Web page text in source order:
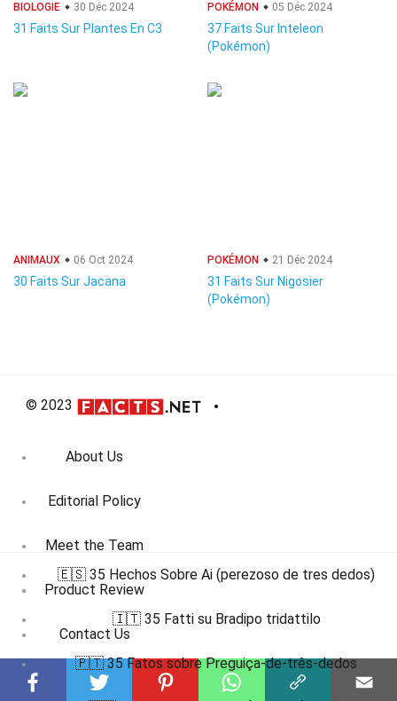
BIOLOGIE 30 Déc 2024
31 Faits Sur Plantes En C3
POKÉMON 05 Déc 2024
37 Faits Sur Inteleon
(Pokémon)
ANIMAUX 06 Oct 2024
30 Faits Sur Jacana
POKÉMON 21 Déc 2024
31 Faits Sur Nigosier
(Pokémon)
© 2023
About Us
Editorial Policy
Meet the Team
Product Review
Contact Us
Write For Us
🇪🇸 35 Hechos Sobre Ai (perezoso de tres dedos)
🇮🇹 35 Fatti su Bradipo tridattilo
🇵🇹 35 Fatos sobre Preguiça-de-três-dedos